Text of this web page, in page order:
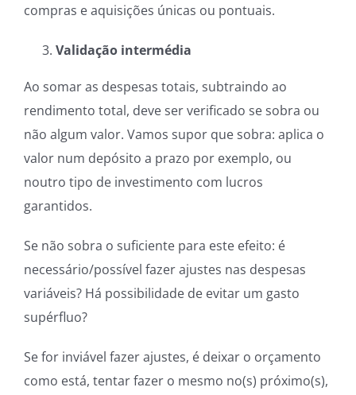
compras e aquisições únicas ou pontuais.
Validação intermédia
Ao somar as despesas totais, subtraindo ao
rendimento total, deve ser verificado se sobra ou
não algum valor. Vamos supor que sobra: aplica o
valor num depósito a prazo por exemplo, ou
noutro tipo de investimento com lucros
garantidos.
Se não sobra o suficiente para este efeito: é
necessário/possível fazer ajustes nas despesas
variáveis? Há possibilidade de evitar um gasto
supérfluo?
Se for inviável fazer ajustes, é deixar o orçamento
como está, tentar fazer o mesmo no(s) próximo(s),